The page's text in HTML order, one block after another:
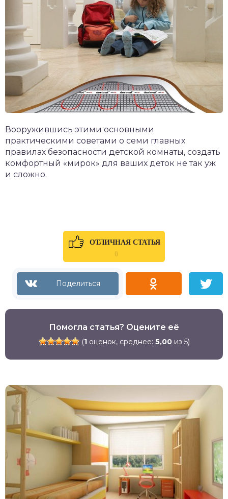
Вооружившись этими основными
практическими советами о семи главных
правилах безопасности детской комнаты, создать
комфортный «мирок» для ваших деток не так уж
и сложно.
ОТЛИЧНАЯ СТАТЬЯ
0
Помогла статья? Оцените её
(1оценок, среднее: 5,00из 5)